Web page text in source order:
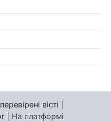
вісті
| На платформі